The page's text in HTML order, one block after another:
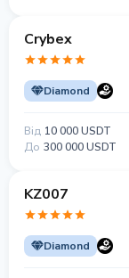
Crybex
Diamond
Від 10 000 USDT
До 300 000 USDT
KZ007
Diamond